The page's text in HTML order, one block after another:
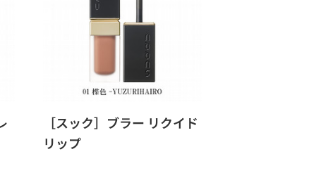
［スック］ブラー リクイド
リップ